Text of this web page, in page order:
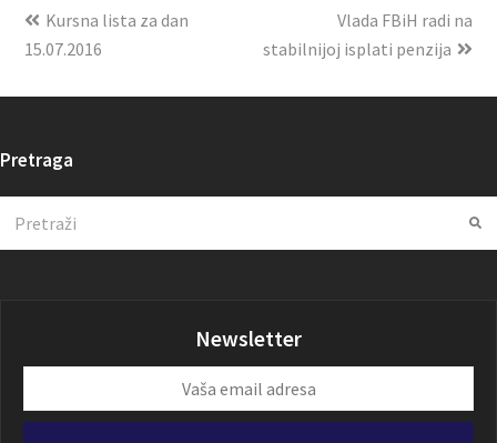
Kursna lista za dan
15.07.2016
Vlada FBiH radi na
stabilnijoj isplati penzija
Pretraga
Newsletter
email